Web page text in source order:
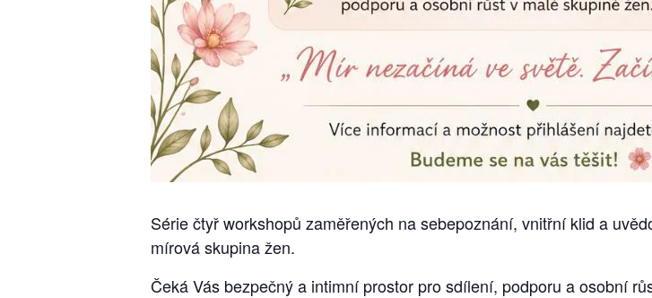
Série čtyř workshopů zaměřených na sebepoznání, vnitřní klid a
mírová skupina žen.
Čeká Vás bezpečný a intimní prostor pro sdílení, podporu a osobní